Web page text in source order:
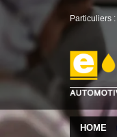
Particuliers :
HOME